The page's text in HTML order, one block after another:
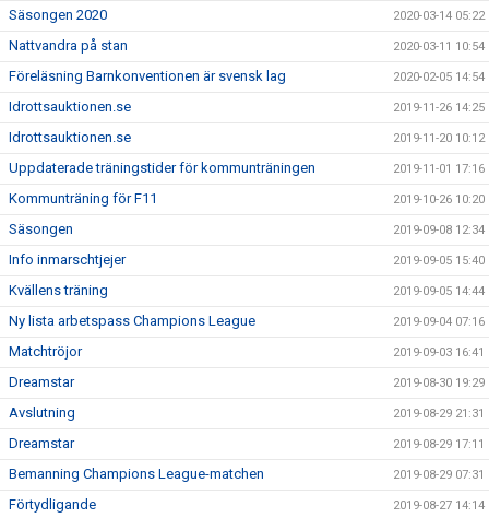
Säsongen 2020 2020-03-14 05:22
Nattvandra på stan 2020-03-11 10:54
Föreläsning Barnkonventionen är svensk lag 2020-02-05 14:54
Idrottsauktionen.se 2019-11-26 14:25
Idrottsauktionen.se 2019-11-20 10:12
Uppdaterade träningstider för kommunträningen 2019-11-01 17:16
Kommunträning för F11 2019-10-26 10:20
Säsongen 2019-09-08 12:34
Info inmarschtjejer 2019-09-05 15:40
Kvällens träning 2019-09-05 14:44
Ny lista arbetspass Champions League 2019-09-04 07:16
Matchtröjor 2019-09-03 16:41
Dreamstar 2019-08-30 19:29
Avslutning 2019-08-29 21:31
Dreamstar 2019-08-29 17:11
Bemanning Champions League-matchen 2019-08-29 07:31
Förtydligande 2019-08-27 14:14